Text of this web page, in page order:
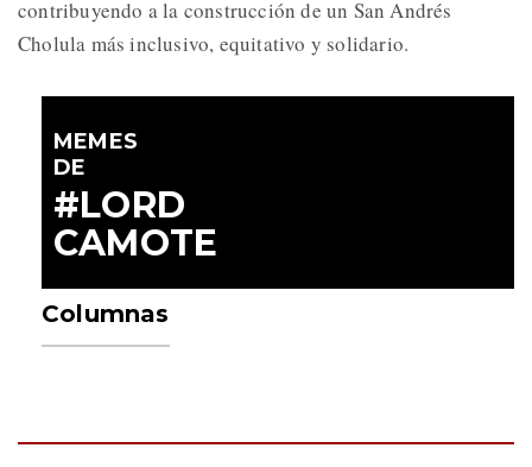
contribuyendo a la construcción de un San Andrés
Cholula más inclusivo, equitativo y solidario.
MEMES
DE
#LORD
CAMOTE
Columnas